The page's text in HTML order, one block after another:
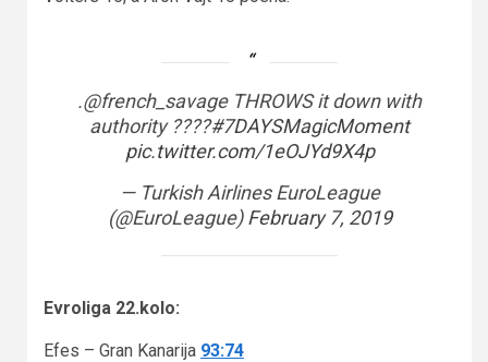
.@french_savage THROWS it down with
authority ????#7DAYSMagicMoment
pic.twitter.com/1eOJYd9X4p
— Turkish Airlines EuroLeague
(@EuroLeague)February 7, 2019
Evroliga 22.kolo:
Efes – Gran Kanarija 93:74